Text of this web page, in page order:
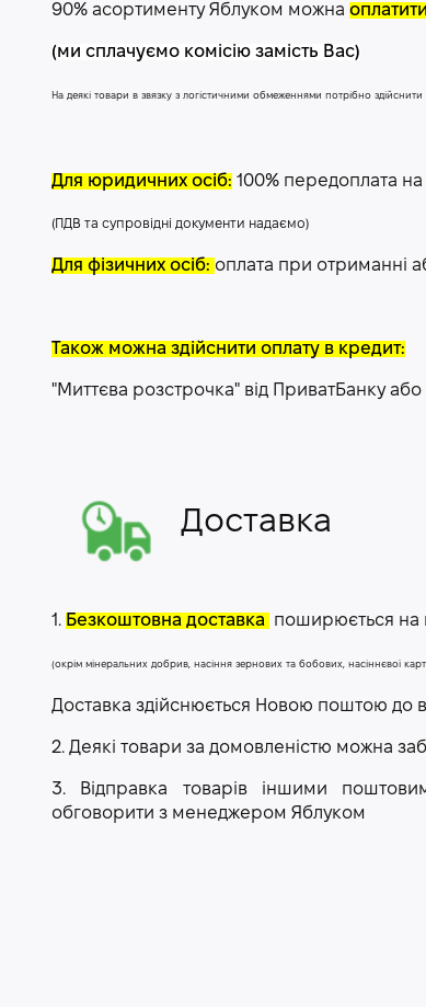
90% асортименту Яблуком можна
(ми сплачуємо комісію замість Вас)
На деякі товари в звязку з логістичними обмеженнями потрібно
Для юридичних осіб: 100% передоплата
(ПДВ та супровідні документи надаємо)
Для фізичних осіб: оплата при отриманні
Також можна здійснити оплату в кредит:
"Миттєва розстрочка" від ПриватБанку
Доставка
1. Безкоштовна доставка поширюється на
(окрім мінеральних добрив, насіння зернових та бобових, насіннєвої
Доставка здійснюється Новою поштою до
2. Деякі товари за домовленістю можна
3. Відправка товарів іншими
обговорити з менеджером Яблуком